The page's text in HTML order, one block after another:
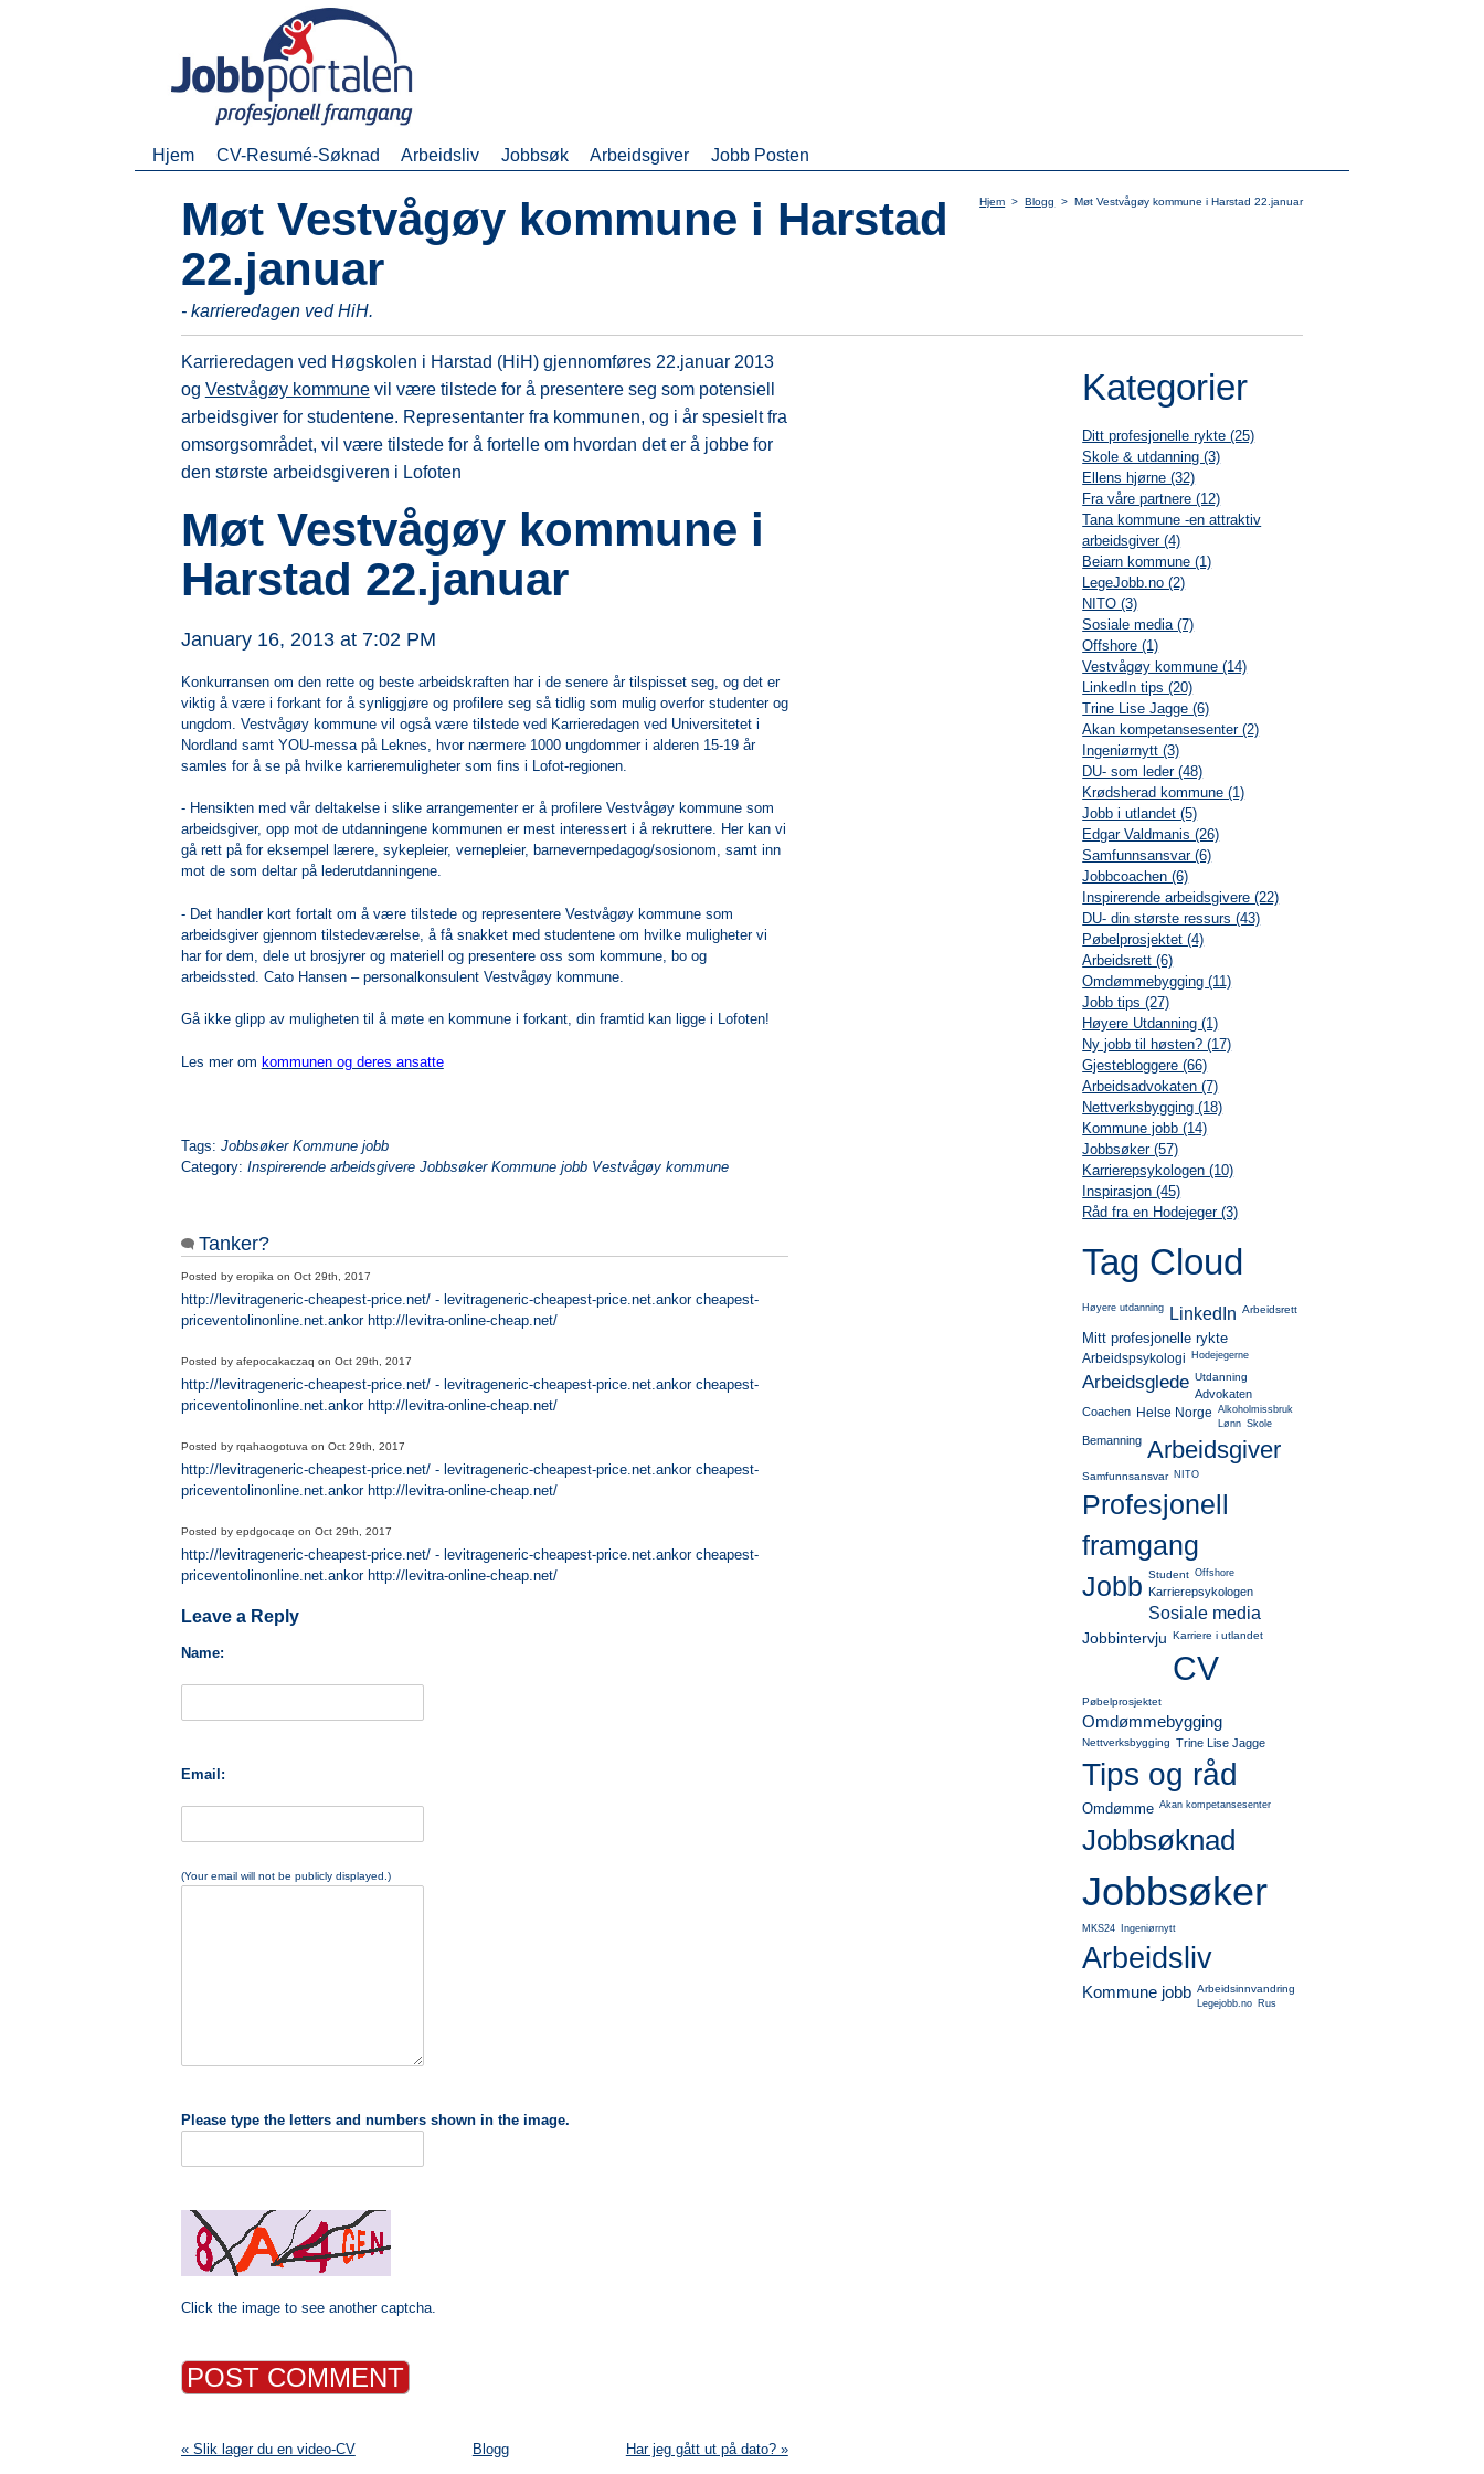
Hjem CV-Resumé-Søknad Arbeidsliv Jobbsøk Arbeidsgiver Jobb Posten
Hjem > Blogg > Møt Vestvågøy kommune i Harstad 22.januar
Møt Vestvågøy kommune i Harstad
22.januar
- karrieredagen ved HiH.
Kategorier
Ditt profesjonelle rykte (25)
Skole & utdanning (3)
Ellens hjørne (32)
Fra våre partnere (12)
Tana kommune -en attraktiv
arbeidsgiver (4)
Beiarn kommune (1)
LegeJobb.no (2)
NITO (3)
Sosiale media (7)
Offshore (1)
Vestvågøy kommune (14)
LinkedIn tips (20)
Trine Lise Jagge (6)
Akan kompetansesenter (2)
Ingeniørnytt (3)
DU- som leder (48)
Krødsherad kommune (1)
Jobb i utlandet (5)
Edgar Valdmanis (26)
Samfunnsansvar (6)
Jobbcoachen (6)
Inspirerende arbeidsgivere (22)
DU- din største ressurs (43)
Pøbelprosjektet (4)
Arbeidsrett (6)
Omdømmebygging (11)
Jobb tips (27)
Høyere Utdanning (1)
Ny jobb til høsten? (17)
Gjestebloggere (66)
Arbeidsadvokaten (7)
Nettverksbygging (18)
Kommune jobb (14)
Jobbsøker (57)
Karrierepsykologen (10)
Inspirasjon (45)
Råd fra en Hodejeger (3)
Tag Cloud
Høyere utdanning LinkedIn Arbeidsrett
Mitt profesjonelle rykte
Arbeidspsykologi Hodejegerne
Arbeidsglede Utdanning
Advokaten
Coachen Helse Norge
Alkoholmissbruk
Lønn Skole
Bemanning Arbeidsgiver
Samfunnsansvar NITO
Profesjonell
framgang
Jobb Student Offshore
Karrierepsykologen
Sosiale media
Jobbintervju Karriere i utlandet
CV
Pøbelprosjektet
Omdømmebygging
Nettverksbygging Trine Lise Jagge
Tips og råd
Omdømme Akan kompetansesenter
Jobbsøknad
Jobbsøker
MKS24 Ingeniørnytt
Arbeidsliv
Kommune jobb Arbeidsinnvandring
Legejobb.no Rus
Karrieredagen ved Høgskolen i Harstad (HiH) gjennomføres 22.januar 2013
og Vestvågøy kommunevil være tilstede for å presentere seg som potensiell
arbeidsgiver for studentene. Representanter fra kommunen, og i år spesielt fra
omsorgsområdet, vil være tilstede for å fortelle om hvordan det er å jobbe for
den største arbeidsgiveren i Lofoten
Møt Vestvågøy kommune i
Harstad 22.januar
January 16, 2013 at 7:02 PM
Konkurransen om den rette og beste arbeidskraften har i de senere år tilspisset seg, og det er
viktig å være i forkant for å synliggjøre og profilere seg så tidlig som mulig overfor studenter og
ungdom. Vestvågøy kommune vil også være tilstede ved Karrieredagen ved Universitetet i
Nordland samt YOU-messa på Leknes, hvor nærmere 1000 ungdommer i alderen 15-19 år
samles for å se på hvilke karrieremuligheter som fins i Lofot-regionen.
- Hensikten med vår deltakelse i slike arrangementer er å profilere Vestvågøy kommune som
arbeidsgiver, opp mot de utdanningene kommunen er mest interessert i å rekruttere. Her kan vi
gå rett på for eksempel lærere, sykepleier, vernepleier, barnevernpedagog/sosionom, samt inn
mot de som deltar på lederutdanningene.
- Det handler kort fortalt om å være tilstede og representere Vestvågøy kommune som
arbeidsgiver gjennom tilstedeværelse, å få snakket med studentene om hvilke muligheter vi
har for dem, dele ut brosjyrer og materiell og presentere oss som kommune, bo og
arbeidssted. Cato Hansen – personalkonsulent Vestvågøy kommune.
Gå ikke glipp av muligheten til å møte en kommune i forkant, din framtid kan ligge i Lofoten!
Les mer om kommunen og deres ansatte
Tags: Jobbsøker Kommune jobb
Category: Inspirerende arbeidsgivere Jobbsøker Kommune jobb Vestvågøy kommune
Tanker?
Posted by eropika on Oct 29th, 2017
http://levitrageneric-cheapest-price.net/ - levitrageneric-cheapest-price.net.ankor cheapest-
priceventolinonline.net.ankor http://levitra-online-cheap.net/
Posted by afepocakaczaq on Oct 29th, 2017
http://levitrageneric-cheapest-price.net/ - levitrageneric-cheapest-price.net.ankor cheapest-
priceventolinonline.net.ankor http://levitra-online-cheap.net/
Posted by rqahaogotuva on Oct 29th, 2017
http://levitrageneric-cheapest-price.net/ - levitrageneric-cheapest-price.net.ankor cheapest-
priceventolinonline.net.ankor http://levitra-online-cheap.net/
Posted by epdgocaqe on Oct 29th, 2017
http://levitrageneric-cheapest-price.net/ - levitrageneric-cheapest-price.net.ankor cheapest-
priceventolinonline.net.ankor http://levitra-online-cheap.net/
Leave a Reply
Name:
Email:
(Your email will not be publicly displayed.)
Please type the letters and numbers shown in the image.
Click the image to see another captcha.
« Slik lager du en video-CV Blogg Har jeg gått ut på dato? »